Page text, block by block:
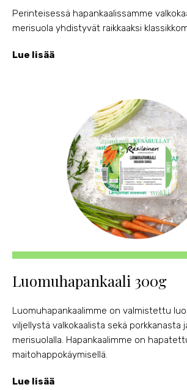
Perinteisessä hapankaalissamme
merisuola yhdistyvät raikkaaksi
Lue lisää
Luomuhapankaali 300g
Luomuhapankaalimme on valmistettu
viljellystä valkokaalista sekä porkkanasta
merisuolalla. Hapankaalimme on
maitohappokäymisellä.
Lue lisää